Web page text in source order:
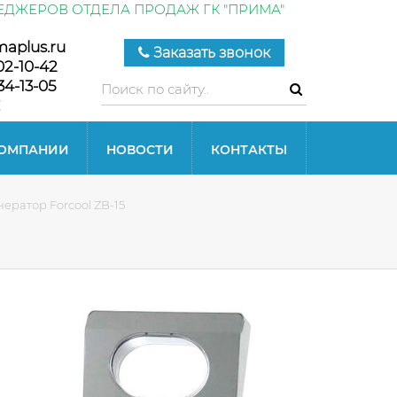
ОТДЕЛА ПРОДАЖ ГК "ПРИМА"
10-42
13-05
Заказать звонок
НОВОСТИ КОНТАКТЫ
Forcool ZB-15